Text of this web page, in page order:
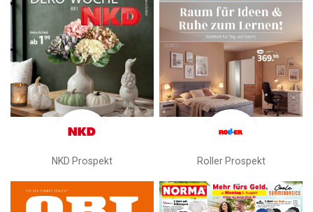
NKD Prospekt Roller Prospekt